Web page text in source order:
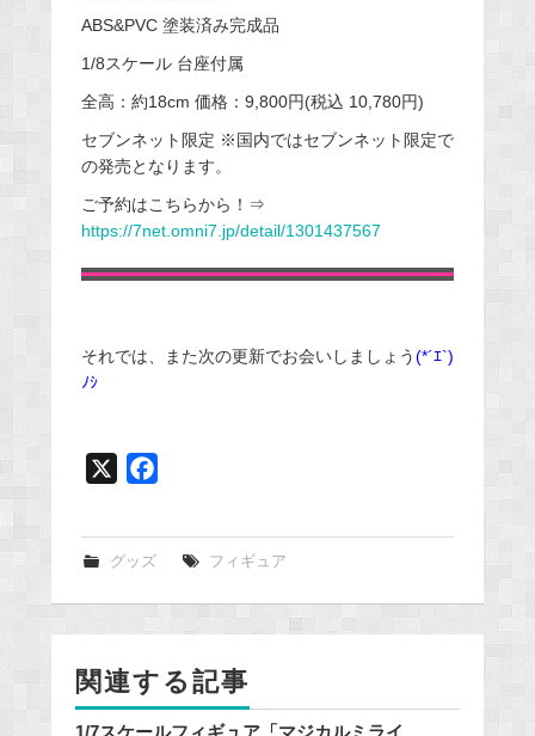
ABS&PVC 塗装済み完成品
1/8スケール 台座付属
全高：約18cm 価格：9,800円(税込 10,780円)
セブンネット限定 ※国内ではセブンネット限定で
の発売となります。
ご予約はこちらから！⇒
https://7net.omni7.jp/detail/1301437567
それでは、また次の更新でお会いしましょう(*´ｴ`)
ﾉｼ
o
k
グッズ フィギュア
関連する記事
1/7スケールフィギュア「マジカルミライ